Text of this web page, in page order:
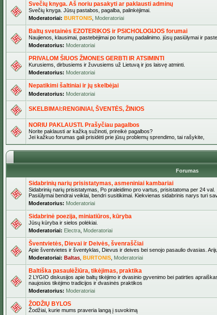
Svečių knyga. Aš noriu pasakyti ar paklausti adminų
Svečių knyga. Jūsų pastabos, pagalba, palinkėjimai.
Moderatoriai: BURTONIS Moderatoriai
Baltų svetainės EZOTERIKOS ir PSICHOLOGIJOS forumai
Naujienos, klausimai, pastebėjimai po forumų padalinimo. jūsų pasiūlymai ir
Moderatorius: Moderatoriai
PRIVALOM ŠIUOS ŽMONES GERBTI IR ATSIMINTI
Kurusiems, dirbusiems ir žuvusiems už Lietuvą ir jos laisvę atminti.
Moderatorius: Moderatoriai
Nepatikimi šaltiniai ir jų skelbėjai
Moderatorius: Moderatoriai
SKELBIMAI:RENGINIAI, ŠVENTĖS, ŽINIOS
NORIU PAKLAUSTI. Prašyčiau pagalbos
Norite paklausti ar kažką sužinoti, prireikė pagalbos?
Jei kažkuo forumas gali prisidėti prie jūsų problemų sprendimo, tai rašykite,
Forumas
Sidabrinių narių prisistatymas, asmeniniai kambariai
Sidabrinių narių prisistatymas, Po praleidimo pro vartus, prisistatoma per 24 val.
Pasiūlymai bendrai veiklai, bendri susitikimai. Kiekvienas sidabrinis narys turi
Moderatorius: Moderatoriai
Sidabrinė poezija, miniatiūros, kūryba
Jūsų kūryba ir sielos polėkiai.
Moderatoriai: Electra Moderatoriai
Šventvietės, Dievai ir Deivės, švenraščiai
Apie šventvietes ir šventyklas, Dievus ir deives bei senojo pasaulio dvasias.
Moderatoriai: Baltas BURTONIS Moderatoriai
Baltiška pasaulėžiūra, tikėjimas, praktika
2 LYGIO diskusijos apie baltų tikėjimo ir dvasinio gyvenimo bei patirties
naujosios tikėjimo tradicijos ir dvasinės praktikos
Moderatorius: Moderatoriai
ŽODŽIŲ BYLOS
Žodžiai, kurie mums praveria langą į suvokimą